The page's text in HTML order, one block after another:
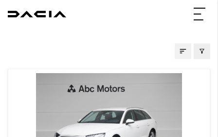
KASUTATUD AUTOD